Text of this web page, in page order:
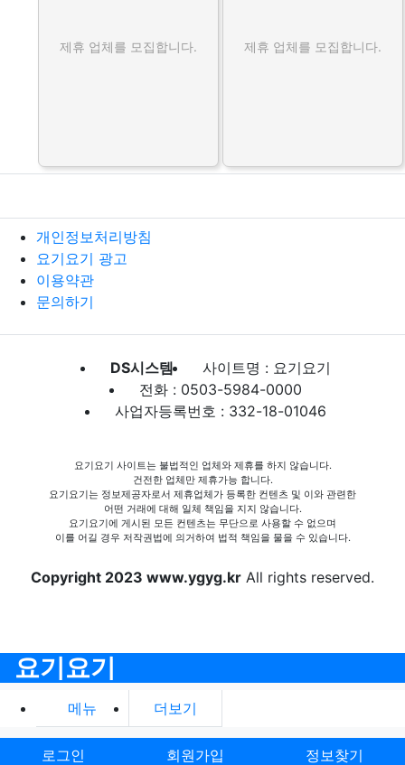
제휴 업체를 모집합니다. 제휴 업체를 모집합니다.
개인정보처리방침
요기요기 광고
이용약관
문의하기
DS시스템
사이트명 : 요기요기
전화 : 0503-5984-0000
사업자등록번호 : 332-18-01046
요기요기 사이트는 불법적인 업체와 제휴를 하지 않습니다.
건전한 업체만 제휴가능 합니다.
요기요기는 정보제공자로서 제휴업체가 등록한 컨텐츠 및 이와 관련한
어떤 거래에 대해 일체 책임을 지지 않습니다.
요기요기에 게시된 모든 컨텐츠는 무단으로 사용할 수 없으며
이를 어길 경우 저작권법에 의거하여 법적 책임을 물을 수 있습니다.
Copyright 2023 www.ygyg.kr All rights reserved.
요기요기
메뉴 더보기
로그인 회원가입 정보찾기